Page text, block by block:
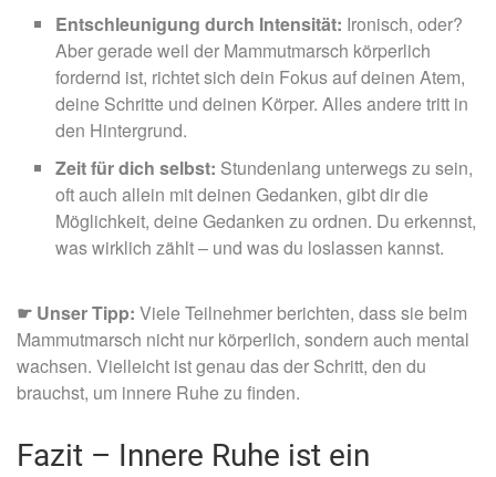
Entschleunigung durch Intensität: Ironisch, oder?
Aber gerade weil der Mammutmarsch körperlich
fordernd ist, richtet sich dein Fokus auf deinen Atem,
deine Schritte und deinen Körper. Alles andere tritt in
den Hintergrund.
Zeit für dich selbst: Stundenlang unterwegs zu sein,
oft auch allein mit deinen Gedanken, gibt dir die
Möglichkeit, deine Gedanken zu ordnen. Du erkennst,
was wirklich zählt – und was du loslassen kannst.
☛ Unser Tipp: Viele Teilnehmer berichten, dass sie beim
Mammutmarsch nicht nur körperlich, sondern auch mental
wachsen. Vielleicht ist genau das der Schritt, den du
brauchst, um innere Ruhe zu finden.
Fazit – Innere Ruhe ist ein